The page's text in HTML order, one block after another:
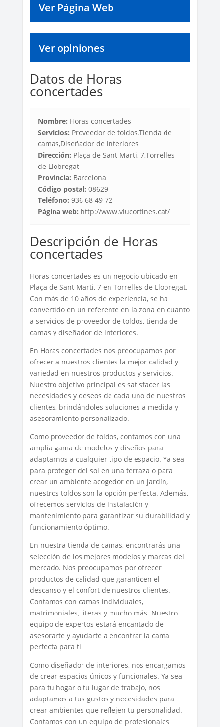
Ver Página Web
Ver opiniones
Datos de Horas
concertades
Nombre: Horas concertades
Servicios: Proveedor de toldos,Tienda de
camas,Diseñador de interiores
Dirección: Plaça de Sant Marti, 7,Torrelles
de Llobregat
Provincia: Barcelona
Código postal: 08629
Teléfono: 936 68 49 72
Página web: http://www.viucortines.cat/
Descripción de Horas
concertades
Horas concertades es un negocio ubicado en
Plaça de Sant Marti, 7 en Torrelles de Llobregat.
Con más de 10 años de experiencia, se ha
convertido en un referente en la zona en cuanto
a servicios de proveedor de toldos, tienda de
camas y diseñador de interiores.
En Horas concertades nos preocupamos por
ofrecer a nuestros clientes la mejor calidad y
variedad en nuestros productos y servicios.
Nuestro objetivo principal es satisfacer las
necesidades y deseos de cada uno de nuestros
clientes, brindándoles soluciones a medida y
asesoramiento personalizado.
Como proveedor de toldos, contamos con una
amplia gama de modelos y diseños para
adaptarnos a cualquier tipo de espacio. Ya sea
para proteger del sol en una terraza o para
crear un ambiente acogedor en un jardín,
nuestros toldos son la opción perfecta. Además,
ofrecemos servicios de instalación y
mantenimiento para garantizar su durabilidad y
funcionamiento óptimo.
En nuestra tienda de camas, encontrarás una
selección de los mejores modelos y marcas del
mercado. Nos preocupamos por ofrecer
productos de calidad que garanticen el
descanso y el confort de nuestros clientes.
Contamos con camas individuales,
matrimoniales, literas y mucho más. Nuestro
equipo de expertos estará encantado de
asesorarte y ayudarte a encontrar la cama
perfecta para ti.
Como diseñador de interiores, nos encargamos
de crear espacios únicos y funcionales. Ya sea
para tu hogar o tu lugar de trabajo, nos
adaptamos a tus gustos y necesidades para
crear ambientes que reflejen tu personalidad.
Contamos con un equipo de profesionales